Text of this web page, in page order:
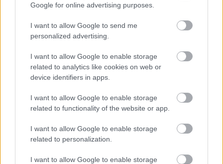
Google for online advertising purposes.
I want to allow Google to send me
personalized advertising.
I want to allow Google to enable storage
related to analytics like cookies on web or
device identifiers in apps.
I want to allow Google to enable storage
related to functionality of the website or app.
I want to allow Google to enable storage
related to personalization.
I want to allow Google to enable storage
tetőcserép
Tetőépítés -és felújítás? Legyen tudatos a
költségtervezésben!